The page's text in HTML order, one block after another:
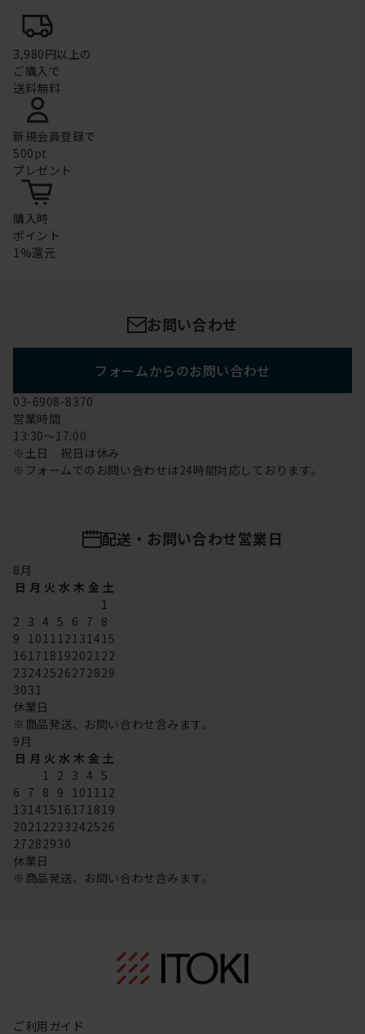
3,980円以上の
ご購入で
送料無料
新規会員登録で
500pt
プレゼント
購入時
ポイント
1%還元
お問い合わせ
フォームからのお問い合わせ
03-6908-8370
営業時間
13:30～17:00
※土日 祝日は休み
※フォームでのお問い合わせは24時間対応しております。
配送・お問い合わせ営業日
8月
日 月 火 水 木 金 土
1
2 3 4 5 6 7 8
9 101112131415
16171819202122
23242526272829
3031
休業日
※商品発送、お問い合わせ含みます。
9月
日 月 火 水 木 金 土
1 2 3 4 5
6 7 8 9 101112
13141516171819
20212223242526
27282930
休業日
※商品発送、お問い合わせ含みます。
ご利用ガイド